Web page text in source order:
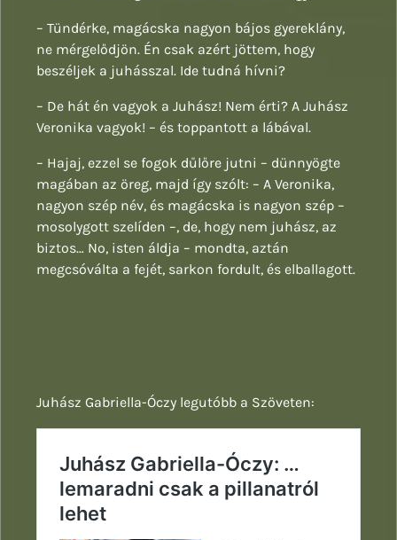
– Tündérke, magácska nagyon bájos gyereklány,
ne mérgelődjön. Én csak azért jöttem, hogy
beszéljek a juhásszal. Ide tudná hívni?
– De hát én vagyok a Juhász! Nem érti? A Juhász
Veronika vagyok! – és toppantott a lábával.
– Hajaj, ezzel se fogok dűlőre jutni – dünnyögte
magában az öreg, majd így szólt: – A Veronika,
nagyon szép név, és magácska is nagyon szép –
mosolygott szelíden –, de, hogy nem juhász, az
biztos… No, isten áldja – mondta, aztán
megcsóválta a fejét, sarkon fordult, és elballagott.
Juhász Gabriella-Óczy legutóbb a Szöveten: